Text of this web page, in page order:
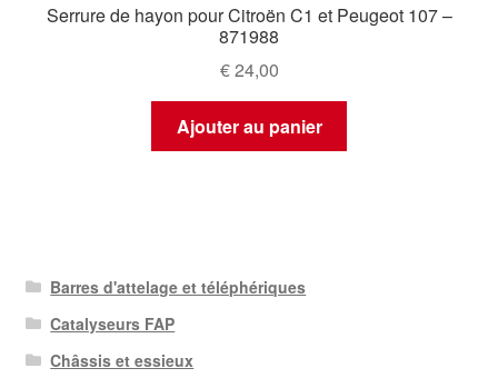
Serrure de hayon pour Citroën C1 et Peugeot 107 –
871988
€24,00
Ajouter au panier
Barres d'attelage et téléphériques
Catalyseurs FAP
Châssis et essieux